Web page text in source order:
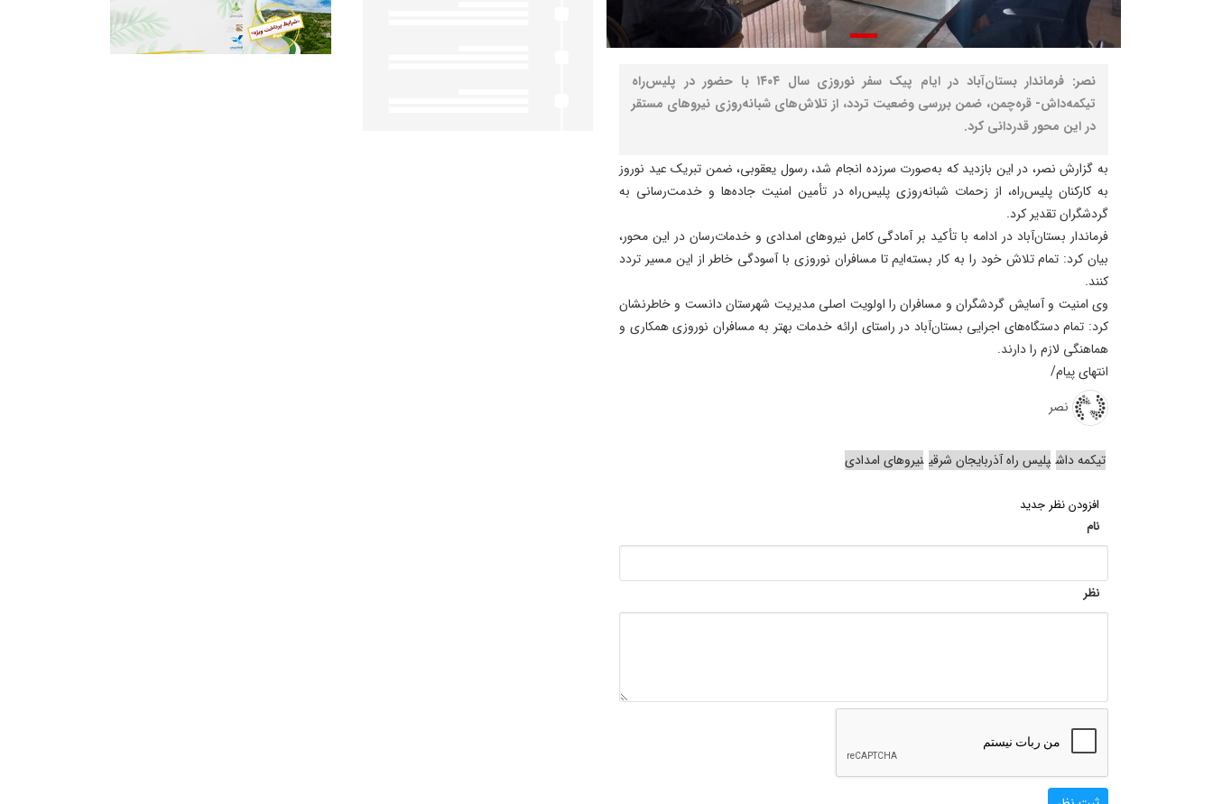
نصر: فرماندار بستان‌آباد در ایام پیک سفر نوروزی سال ۱۴۰۴ با حضور در پلیس‌راه
تیکمه‌داش- قره‌چمن، ضمن بررسی وضعیت تردد، از تلاش‌های شبانه‌روزی نیروهای مستقر
در این محور قدردانی کرد.
به گزارش نصر، در این بازدید که به‌صورت سرزده انجام شد، رسول یعقوبی، ضمن تبریک عید نوروز
به کارکنان پلیس‌راه، از زحمات شبانه‌روزی پلیس‌راه در تأمین امنیت جاده‌ها و خدمت‌رسانی به
گردشگران تقدیر کرد.
فرماندار بستان‌آباد در ادامه با تأکید بر آمادگی کامل نیروهای امدادی و خدمات‌رسان در این محور،
بیان کرد: تمام تلاش خود را به کار بسته‌ایم تا مسافران نوروزی با آسودگی خاطر از این مسیر تردد
کنند.
وی امنیت و آسایش گردشگران و مسافران را اولویت اصلی مدیریت شهرستان دانست و خاطرنشان
کرد: تمام دستگاه‌های اجرایی بستان‌آباد در راستای ارائه خدمات بهتر به مسافران نوروزی همکاری و
هماهنگی لازم را دارند.
انتهای پیام/
نصر
تیکمه داش پلیس راه آذربایجان شرقی نیروهای امدادی
افزودن نظر جدید
نام
نظر